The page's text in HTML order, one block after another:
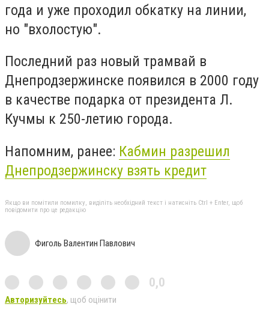
года и уже проходил обкатку на линии,
но "вхолостую".
Последний раз новый трамвай в
Днепродзержинске появился в 2000 году
в качестве подарка от президента Л.
Кучмы к 250-летию города.
Напомним, ранее: Кабмин разрешил
Днепродзержинску взять кредит
Якщо ви помітили помилку, виділіть необхідний текст і натисніть Ctrl + Enter, щоб
повідомити про це редакцію
Фиголь Валентин Павлович
0,0
Авторизуйтесь, щоб оцінити